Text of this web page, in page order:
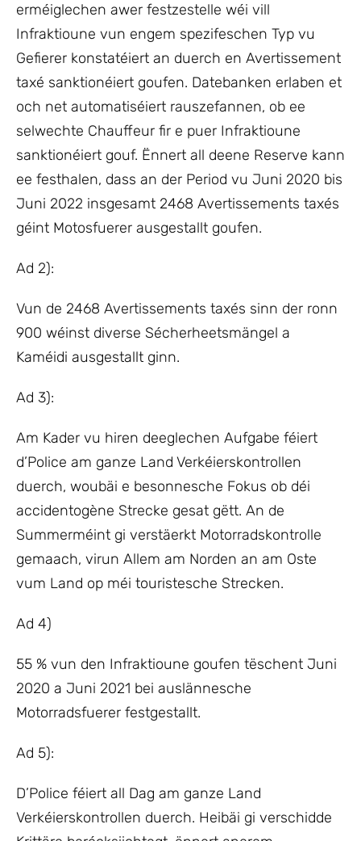
erméiglechen awer festzestelle wéi vill
Infraktioune vun engem spezifeschen Typ vu
Gefierer konstatéiert an duerch en Avertissement
taxé sanktionéiert goufen. Datebanken erlaben et
och net automatiséiert rauszefannen, ob ee
selwechte Chauffeur fir e puer Infraktioune
sanktionéiert gouf. Ënnert all deene Reserve kann
ee festhalen, dass an der Period vu Juni 2020 bis
Juni 2022 insgesamt 2468 Avertissements taxés
géint Motosfuerer ausgestallt goufen.
Ad 2):
Vun de 2468 Avertissements taxés sinn der ronn
900 wéinst diverse Sécherheetsmängel a
Kaméidi ausgestallt ginn.
Ad 3):
Am Kader vu hiren deeglechen Aufgabe féiert
d’Police am ganze Land Verkéierskontrollen
duerch, woubäi e besonnesche Fokus ob déi
accidentogène Strecke gesat gëtt. An de
Summerméint gi verstäerkt Motorradskontrolle
gemaach, virun Allem am Norden an am Oste
vum Land op méi touristesche Strecken.
Ad 4)
55 % vun den Infraktioune goufen tëschent Juni
2020 a Juni 2021 bei auslännesche
Motorradsfuerer festgestallt.
Ad 5):
D’Police féiert all Dag am ganze Land
Verkéierskontrollen duerch. Heibäi gi verschidde